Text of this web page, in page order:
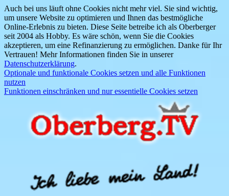
Auch bei uns läuft ohne Cookies nicht mehr viel. Sie sind wichtig,
um unsere Website zu optimieren und Ihnen das bestmögliche
Online-Erlebnis zu bieten. Diese Seite betreibe ich als Oberberger
seit 2004 als Hobby. Es wäre schön, wenn Sie die Cookies
akzeptieren, um eine Refinanzierung zu ermöglichen. Danke für Ihr
Vertrauen! Mehr Informationen finden Sie in unserer
Datenschutzerklärung.
Optionale und funktionale Cookies setzen und alle Funktionen
nutzen
Funktionen einschränken und nur essentielle Cookies setzen